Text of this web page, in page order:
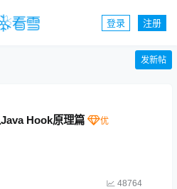
登录 注册
发新帖
Hook原理篇
48764